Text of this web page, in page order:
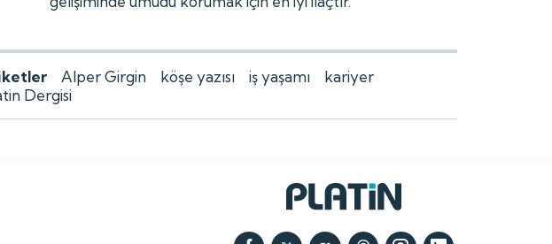
Alper Girgin köşe yazısı iş yaşamı
kariyer
Dergisi